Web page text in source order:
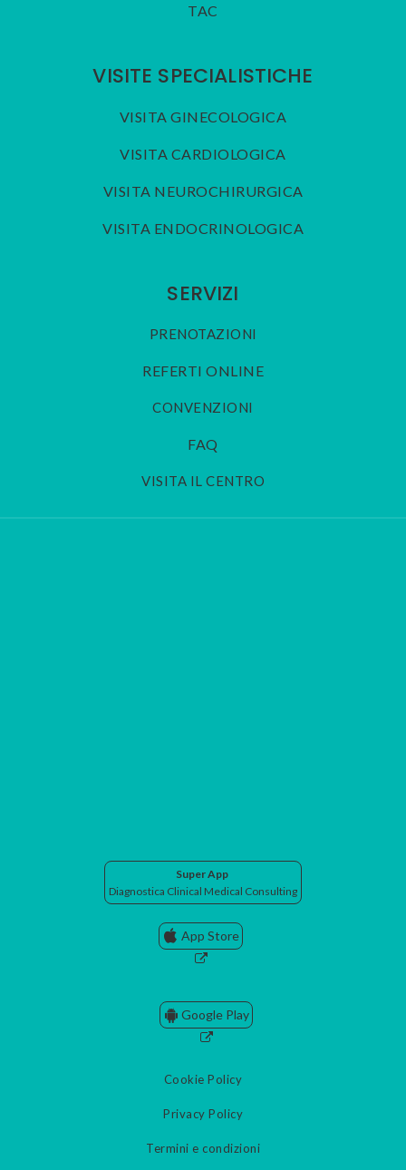
TAC
VISITE SPECIALISTICHE
VISITA GINECOLOGICA
VISITA CARDIOLOGICA
VISITA NEUROCHIRURGICA
VISITA ENDOCRINOLOGICA
SERVIZI
PRENOTAZIONI
REFERTI ONLINE
CONVENZIONI
FAQ
VISITA IL CENTRO
Super App
Diagnostica Clinical Medical Consulting
App Store
Google Play
Cookie Policy
Privacy Policy
Termini e condizioni